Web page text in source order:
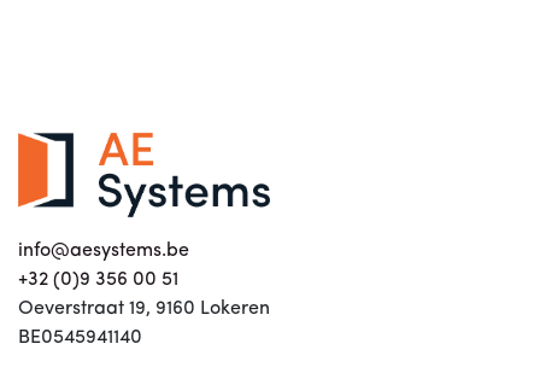
info@aesystems.be
+32 (0)9 356 00 51
Oeverstraat 19, 9160 Lokeren
BE0545941140